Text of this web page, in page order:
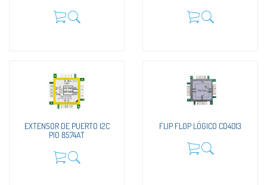
EXTENSOR DE PUERTO I2C
PIO 8574AT
FLIP FLOP LÓGICO CD4013